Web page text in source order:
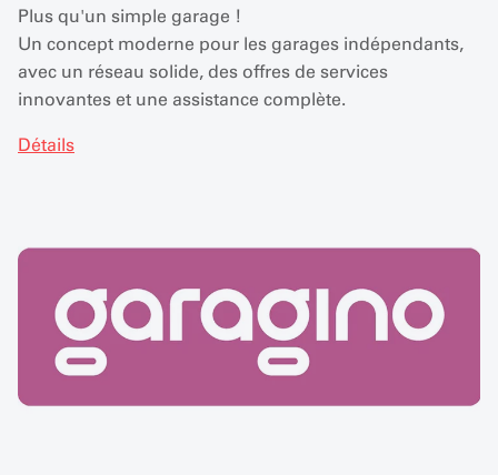
Plus qu'un simple garage !
Un concept moderne pour les garages indépendants,
avec un réseau solide, des offres de services
innovantes et une assistance complète.
Détails